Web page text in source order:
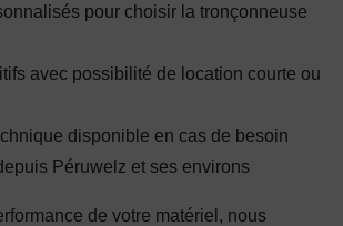
pour choisir la tronçonneuse
avec possibilité de location courte ou
disponible en cas de besoin
Péruwelz et ses environs
de votre matériel, nous